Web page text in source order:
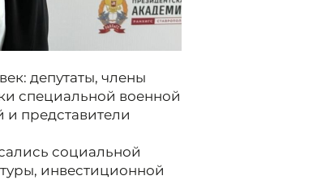
депутаты, члены
специальной военной
представители
социальной
инвестиционной